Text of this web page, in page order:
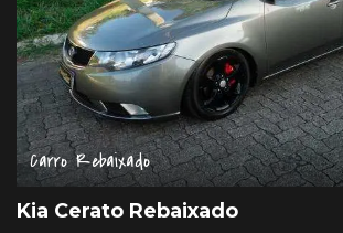
Carro Rebaixado
Kia Cerato Rebaixado